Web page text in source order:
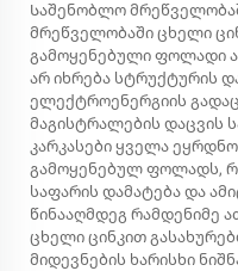
Საშენობლო
მრეწველობაში ცხელი
გამოყენებული ფოლადი
არ იხრება სტრუქტურის
ელექტროენერგიის
მაგისტრალების დაცვის
კარკასები ყველა
გამოყენებულ ფოლადს,
საფარის დამატება და
წინააღმდეგ რამდენიმე
ცხელი ცინკით
მიდევნების ხარისხი